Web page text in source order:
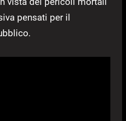
pensati per il